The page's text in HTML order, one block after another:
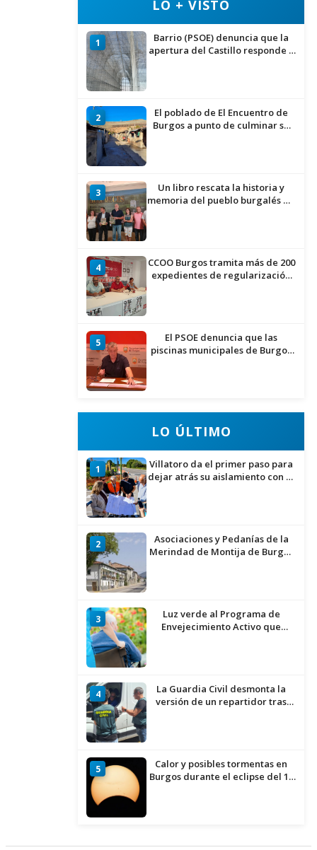
LO + VISTO
1
Barrio (PSOE) denuncia que la
apertura del Castillo responde a
2
El poblado de El Encuentro de
Burgos a punto de culminar su
3
Un libro rescata la historia y
memoria del pueblo burgalés de
4
CCOO Burgos tramita más de 200
expedientes de regularización
5
El PSOE denuncia que las
piscinas municipales de Burgos
LO ÚLTIMO
1
Villatoro da el primer paso para
dejar atrás su aislamiento con el
2
Asociaciones y Pedanías de la
Merindad de Montija de Burgos
3
Luz verde al Programa de
Envejecimiento Activo que
4
La Guardia Civil desmonta la
versión de un repartidor tras
5
Calor y posibles tormentas en
Burgos durante el eclipse del 12